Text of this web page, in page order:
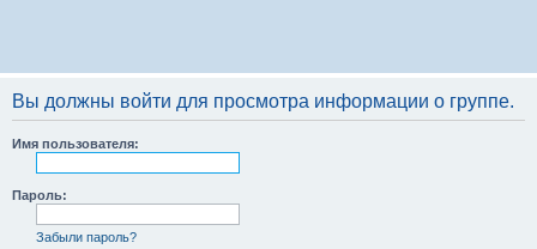
Вы должны войти для просмотра информации о группе.
Имя пользователя:
Пароль:
Забыли пароль?